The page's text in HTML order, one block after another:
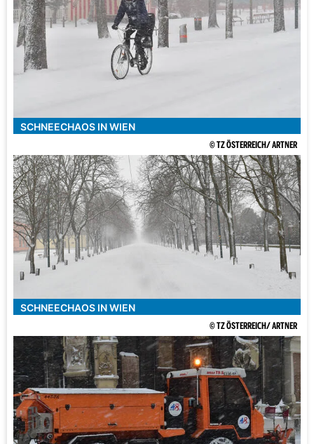
SCHNEECHAOS IN WIEN
© TZ ÖSTERREICH/ ARTNER
SCHNEECHAOS IN WIEN
© TZ ÖSTERREICH/ ARTNER